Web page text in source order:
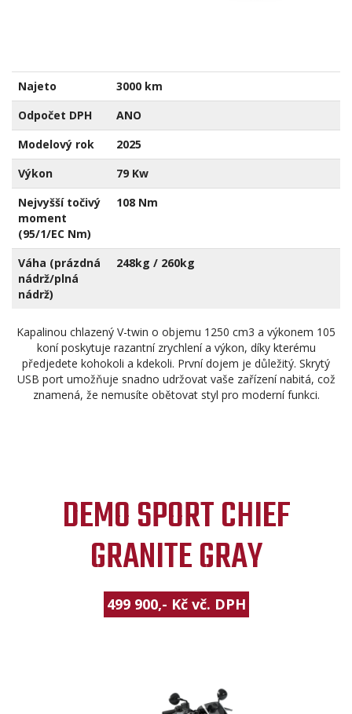
Najeto
3000 km
Odpočet DPH
ANO
Modelový rok
2025
Výkon
79 Kw
Nejvyšší točivý
moment
(95/1/EC Nm)
108 Nm
Váha (prázdná
nádrž/plná
nádrž)
248kg / 260kg
Kapalinou chlazený V-twin o objemu 1250 cm3 a výkonem 105
koní poskytuje razantní zrychlení a výkon, díky kterému
předjedete kohokoli a kdekoli. První dojem je důležitý. Skrytý
USB port umožňuje snadno udržovat vaše zařízení nabitá, což
znamená, že nemusíte obětovat styl pro moderní funkci.
DEMO SPORT CHIEF
GRANITE GRAY
499 900,- Kč vč. DPH